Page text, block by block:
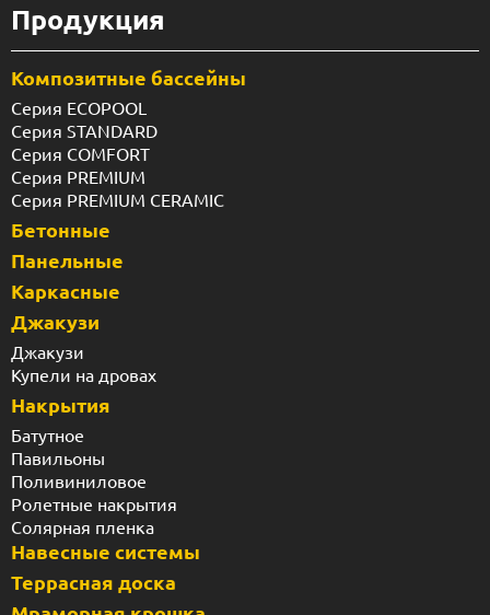
Продукция
Композитные бассейны
Серия ECOPOOL
Серия STANDARD
Серия COMFORT
Серия PREMIUM
Серия PREMIUM CERAMIC
Бетонные
Панельные
Каркасные
Джакузи
Джакузи
Купели на дровах
Накрытия
Батутное
Павильоны
Поливиниловое
Ролетные накрытия
Солярная пленка
Навесные системы
Террасная доска